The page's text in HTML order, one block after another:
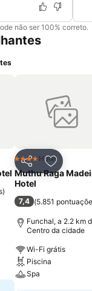
não ser 100% correto.
favoritos
)
Partilhar
4 EstrelasHotel
Muthu Raga
Hotel
7,4 (5.851
Funchal, a 2.2 km
Centro da cidade
Wi-Fi grátis
Piscina
Spa